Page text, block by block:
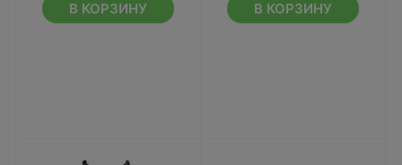
В КОРЗИНУ В КОРЗИНУ